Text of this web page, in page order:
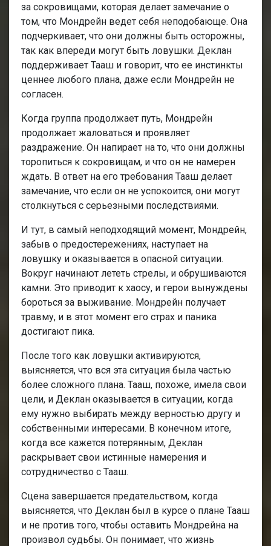
за сокровищами, которая делает замечание о
том, что Мондрейн ведет себя неподобающе. Она
подчеркивает, что они должны быть осторожны,
так как впереди могут быть ловушки. Деклан
поддерживает Тааш и говорит, что ее инстинкты
ценнее любого плана, даже если Мондрейн не
согласен.
Когда группа продолжает путь, Мондрейн
продолжает жаловаться и проявляет
раздражение. Он напирает на то, что они должны
торопиться к сокровищам, и что он не намерен
ждать. В ответ на его требования Тааш делает
замечание, что если он не успокоится, они могут
столкнуться с серьезными последствиями.
И тут, в самый неподходящий момент, Мондрейн,
забыв о предостережениях, наступает на
ловушку и оказывается в опасной ситуации.
Вокруг начинают лететь стрелы, и обрушиваются
камни. Это приводит к хаосу, и герои вынуждены
бороться за выживание. Мондрейн получает
травму, и в этот момент его страх и паника
достигают пика.
После того как ловушки активируются,
выясняется, что вся эта ситуация была частью
более сложного плана. Тааш, похоже, имела свои
цели, и Деклан оказывается в ситуации, когда
ему нужно выбирать между верностью другу и
собственными интересами. В конечном итоге,
когда все кажется потерянным, Деклан
раскрывает свои истинные намерения и
сотрудничество с Тааш.
Сцена завершается предательством, когда
выясняется, что Деклан был в курсе о плане Тааш
и не против того, чтобы оставить Мондрейна на
произвол судьбы. Он понимает, что жизнь